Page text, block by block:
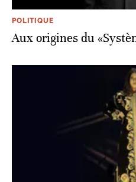
POLITIQUE
Aux origines du